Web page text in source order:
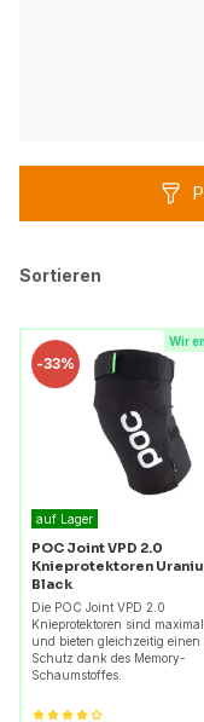
Sortieren
Wir
-33%
auf Lager
POC Joint VPD 2.0
Knieprotektoren
Black
Die POC Joint VPD 2.0
Knieprotektoren sind
und bieten gleichzeitig einen
Schutz dank des Memory-
Schaumstoffes.